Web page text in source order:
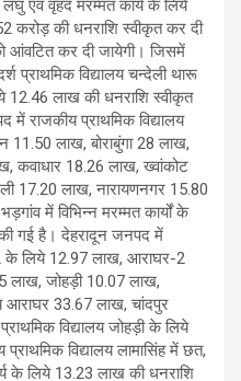
लघु एवं वृहद मरम्मत कार्य के लिये
करोड़ की धनराशि स्वीकृत कर दी
आंवटित कर दी जायेगी। जिसमें
विद्यालय चन्देली थारू
लाख की धनराशि स्वीकृत
में राजकीय प्राथमिक विद्यालय
11.50 लाख, बोराबुंगा 28 लाख,
कवाधार 18.26 लाख, ख्वांकोट
17.20 लाख, नारायणनगर 15.80
में विभिन्न मरम्मत कार्यों के
गई है। देहरादून जनपद में
2 के लिये 12.97 लाख, आराघर-2
लाख, जोहड़ी 10.07 लाख,
आराघर 33.67 लाख, चांदपुर
विद्यालय जोहड़ी के लिये
विद्यालय लामासिंह में छत,
के लिये 13.23 लाख की धनराशि